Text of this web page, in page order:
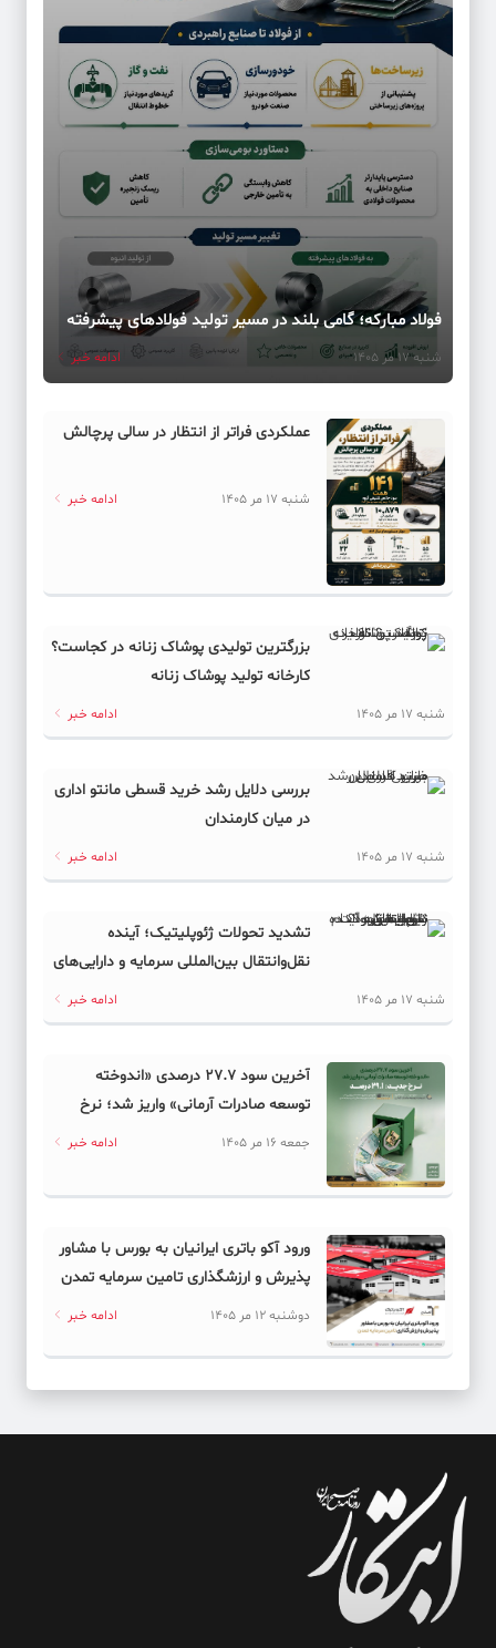
فولاد مبارکه؛ گامی بلند در مسیر تولید فولادهای پیشرفته
شنبه 17 مر 1405 ادامه خبر
عملکردی فراتر از انتظار در سالی پرچالش
شنبه 17 مر 1405 ادامه خبر
بزرگترین تولیدی پوشاک زنانه در کجاست؟
کارخانه تولید پوشاک زنانه
شنبه 17 مر 1405 ادامه خبر
بررسی دلایل رشد خرید قسطی مانتو اداری
در میان کارمندان
شنبه 17 مر 1405 ادامه خبر
تشدید تحولات ژئوپلیتیک؛ آینده
نقل‌وانتقال بین‌المللی سرمایه و دارایی‌های
شنبه 17 مر 1405 ادامه خبر
آخرین سود ۲۷.۷ درصدی «اندوخته
توسعه صادرات آرمانی» واریز شد؛ نرخ
جدید ۲۹.۱ درصد
جمعه 16 مر 1405 ادامه خبر
ورود آکو باتری ایرانیان به بورس با مشاور
پذیرش و ارزشگذاری تامین سرمایه تمدن
دوشنبه 12 مر 1405 ادامه خبر